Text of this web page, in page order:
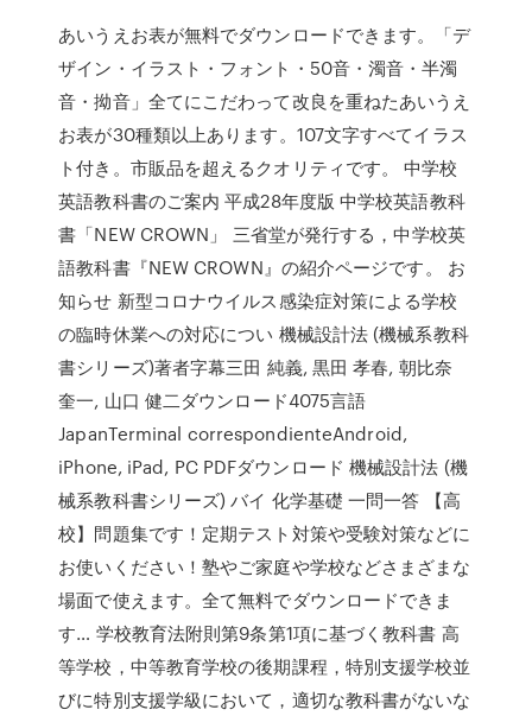
あいうえお表が無料でダウンロードできます。「デ
ザイン・イラスト・フォント・50音・濁音・半濁
音・拗音」全てにこだわって改良を重ねたあいうえ
お表が30種類以上あります。107文字すべてイラス
ト付き。市販品を超えるクオリティです。 中学校
英語教科書のご案内 平成28年度版 中学校英語教科
書「NEW CROWN」 三省堂が発行する，中学校英
語教科書『NEW CROWN』の紹介ページです。 お
知らせ 新型コロナウイルス感染症対策による学校
の臨時休業への対応につい 機械設計法 (機械系教科
書シリーズ)著者字幕三田 純義, 黒田 孝春, 朝比奈
奎一, 山口 健二ダウンロード4075言語
JapanTerminal correspondienteAndroid,
iPhone, iPad, PC PDFダウンロード 機械設計法 (機
械系教科書シリーズ) バイ 化学基礎 一問一答 【高
校】問題集です！定期テスト対策や受験対策などに
お使いください！塾やご家庭や学校などさまざまな
場面で使えます。全て無料でダウンロードできま
す… 学校教育法附則第9条第1項に基づく教科書 高
等学校，中等教育学校の後期課程，特別支援学校並
びに特別支援学級において，適切な教科書がないな